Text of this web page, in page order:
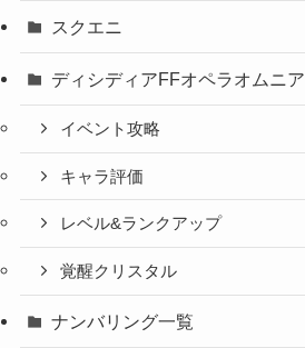
スクエニ
ディシディアFFオペラオムニア
イベント攻略
キャラ評価
レベル&ランクアップ
覚醒クリスタル
ナンバリング一覧